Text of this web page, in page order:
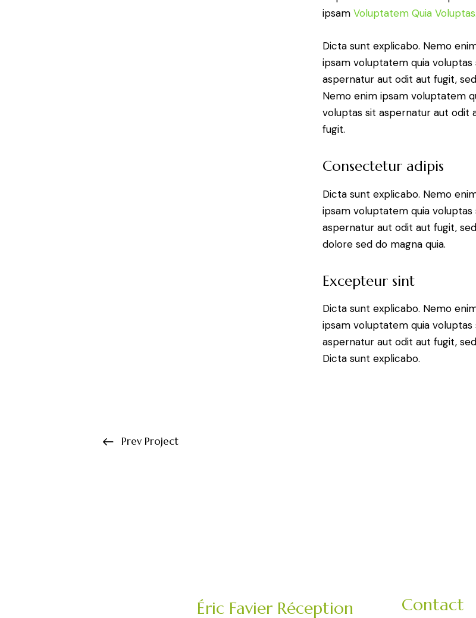
ipsamVoluptatem Quia Voluptas.
Dicta sunt explicabo. Nemo
ipsam voluptatem quia voluptas
aspernatur aut odit aut fugit,
Nemo enim ipsam voluptatem
voluptas sit aspernatur aut odit
fugit.
Consectetur adipis
Dicta sunt explicabo. Nemo
ipsam voluptatem quia voluptas
aspernatur aut odit aut fugit, sed
dolore sed do magna quia.
Excepteur sint
Dicta sunt explicabo. Nemo
ipsam voluptatem quia voluptas
aspernatur aut odit aut fugit,
Dicta sunt explicabo.
Prev Project
Éric Favier Réception Contact